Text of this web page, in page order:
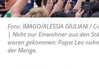
Foto: IMAGO/ALESSIA GIULIANI /
| Nicht nur Einwohner aus den
waren gekommen: Papst Leo
der Menge.